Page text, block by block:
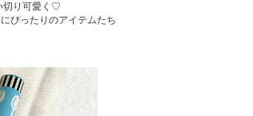
切り可愛く♡
ぴったりのアイテムたち